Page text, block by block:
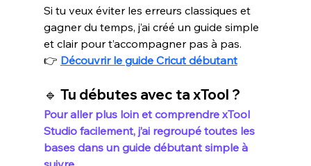
Si tu veux éviter les erreurs classiques et
gagner du temps, j’ai créé un guide simple
et clair pour t’accompagner pas à pas.
👉 Découvrir le guide Cricut débutant
🔹 Tu débutes avec ta xTool ?
Pour aller plus loin et comprendre xTool
Studio facilement, j’ai regroupé toutes les
bases dans un guide débutant simple à